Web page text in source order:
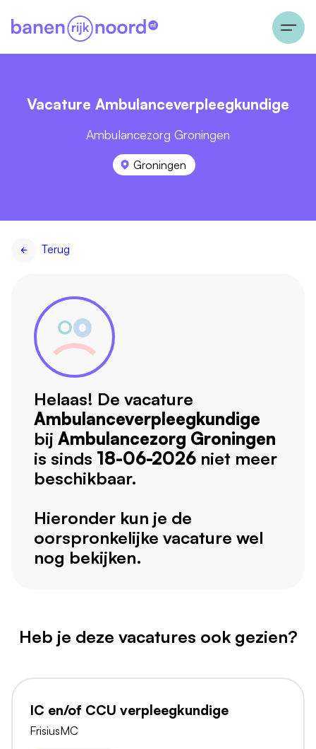
Vacature Ambulanceverpleegkundige
Ambulancezorg Groningen
Groningen
Terug
Helaas! De vacature
Ambulanceverpleegkundige
bij Ambulancezorg Groningen
is sinds 18-06-2026 niet meer
beschikbaar.
Hieronder kun je de
oorspronkelijke vacature wel
nog bekijken.
Heb je deze vacatures ook gezien?
IC en/of CCU verpleegkundige
FrisiusMC